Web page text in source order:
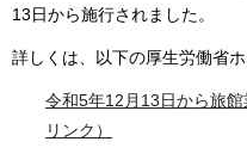
13日から施行されました。
詳しくは、以下の厚生労働省
令和5年12月13日から旅
リンク）